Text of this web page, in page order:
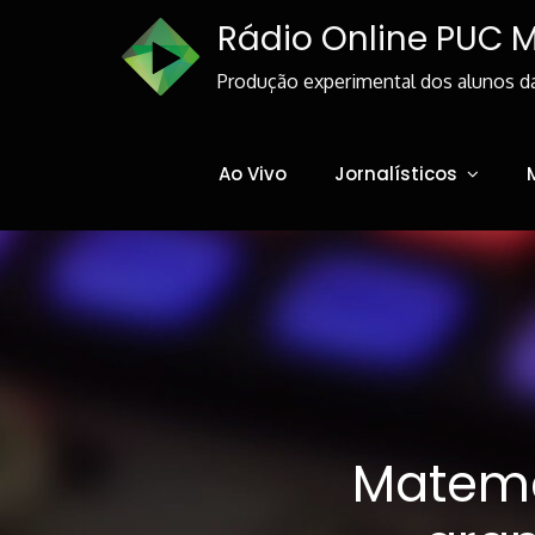
Rádio Online PUC
Produção experimental dos alunos
Ao Vivo Jornalísticos